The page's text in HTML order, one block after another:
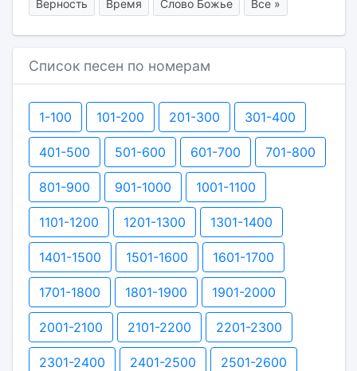
Верность Время Слово Божье Все »
Список песен по номерам
1-100 101-200 201-300 301-400
401-500 501-600 601-700 701-800
801-900 901-1000 1001-1100
1101-1200 1201-1300 1301-1400
1401-1500 1501-1600 1601-1700
1701-1800 1801-1900 1901-2000
2001-2100 2101-2200 2201-2300
2301-2400 2401-2500 2501-2600